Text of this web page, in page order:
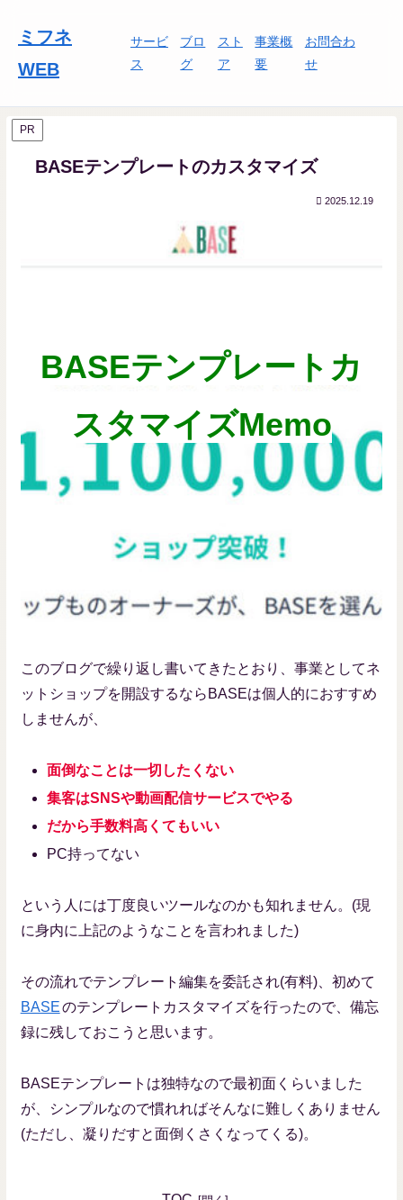
ミフネ
WEB
サービ
ス
ブロ
グ
スト
ア
事業概
要
お問合わ
せ
PR
BASEテンプレートのカスタマイズ
2025.12.19
BASEテンプレートカ
スタマイズMemo
このブログで繰り返し書いてきたとおり、事業としてネ
ットショップを開設するならBASEは個人的におすすめ
しませんが、
面倒なことは一切したくない
集客はSNSや動画配信サービスでやる
だから手数料高くてもいい
PC持ってない
という人には丁度良いツールなのかも知れません。(現
に身内に上記のようなことを言われました)
その流れでテンプレート編集を委託され(有料)、初めて
BASEのテンプレートカスタマイズを行ったので、備忘
録に残しておこうと思います。
BASEテンプレートは独特なので最初面くらいました
が、シンプルなので慣れればそんなに難しくありません
(ただし、凝りだすと面倒くさくなってくる)。